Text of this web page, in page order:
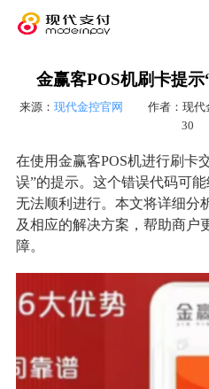
金赢客POS机刷卡提
来源： 现代金控官网 作者：现代
30
在使用金赢客POS机进行刷卡
误”的提示。这个错误代码可
无法顺利进行。本文将详细分
及相应的解决方案，帮助商户
障。